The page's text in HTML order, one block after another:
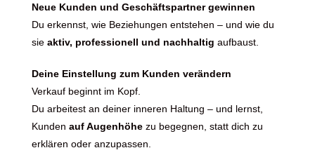
Neue Kunden und Geschäftspartner gewinnen
Du erkennst, wie Beziehungen entstehen – und wie du
sie aktiv, professionell und nachhaltig aufbaust.
Deine Einstellung zum Kunden verändern
Verkauf beginnt im Kopf.
Du arbeitest an deiner inneren Haltung – und lernst,
Kunden auf Augenhöhe zu begegnen, statt dich zu
erklären oder anzupassen.